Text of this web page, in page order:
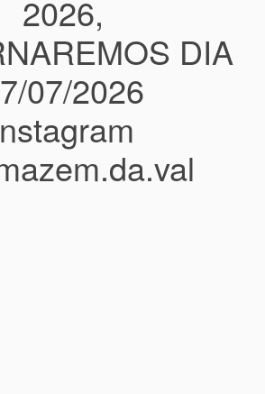
2026,
DIA
07/2026